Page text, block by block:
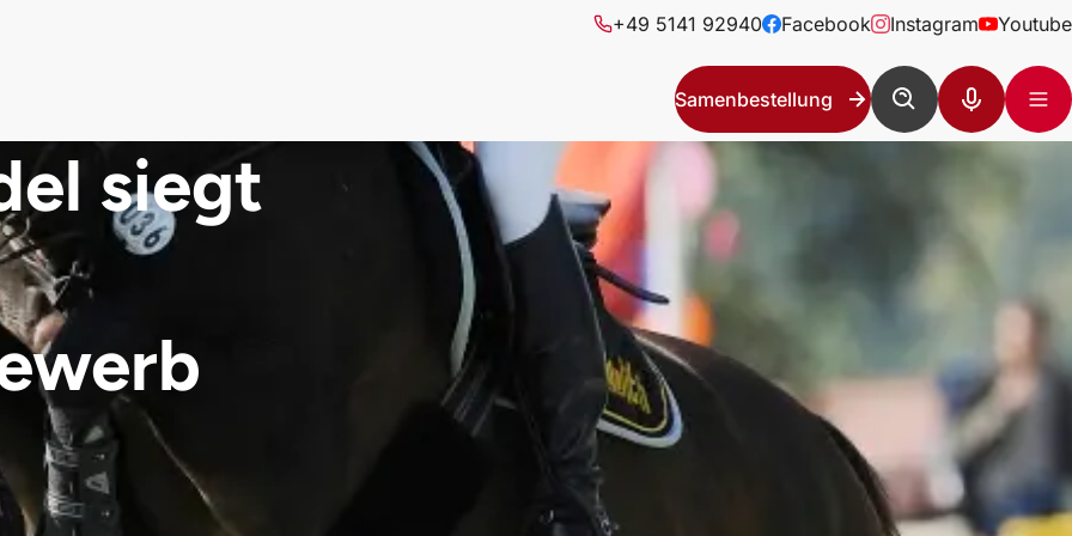
+49 5141 92940 Facebook Instagram Youtube
Samenbestellung
siegt